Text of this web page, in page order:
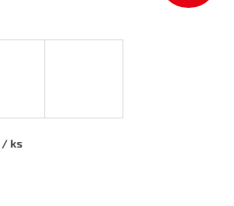
/ ks